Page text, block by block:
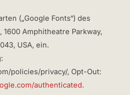
(„Google Fonts“) des
Amphitheatre Parkway,
USA, ein.
policies/privacy/, Opt-Out:
authenticated.